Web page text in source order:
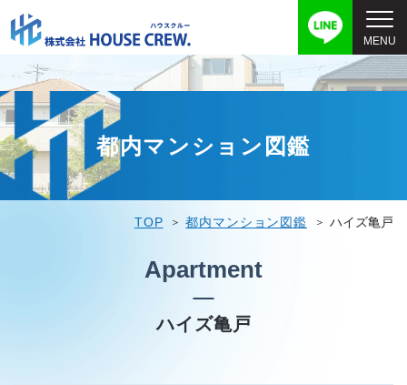
都内マンション図鑑
TOP 都内マンション図鑑 ハイズ亀戸
Apartment
ハイズ亀戸